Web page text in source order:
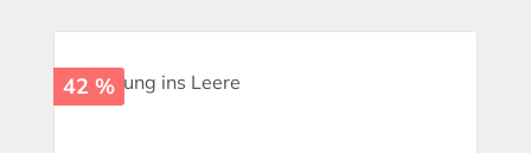
42 %